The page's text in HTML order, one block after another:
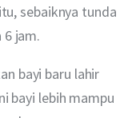
sebaiknya tunda
jam.
bayi baru lahir
bayi lebih mampu